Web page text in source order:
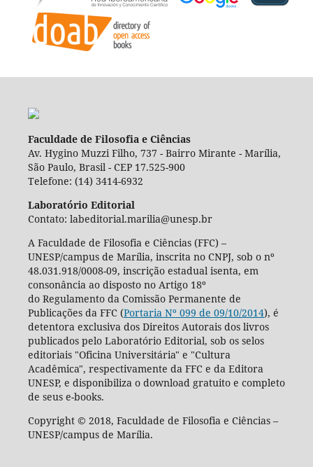
Faculdade de Filosofia e Ciências
Av. Hygino Muzzi Filho, 737 - Bairro Mirante - Marília,
São Paulo, Brasil - CEP 17.525-900
Telefone: (14) 3414-6932
Laboratório Editorial
Contato: labeditorial.marilia@unesp.br
A Faculdade de Filosofia e Ciências (FFC) –
UNESP/campus de Marília, inscrita no CNPJ, sob o nº
48.031.918/0008-09, inscrição estadual isenta, em
consonância ao disposto no Artigo 18º
do Regulamento da Comissão Permanente de
Publicações da FFC (Portaria Nº 099 de 09/10/2014), é
detentora exclusiva dos Direitos Autorais dos livros
publicados pelo Laboratório Editorial, sob os selos
editoriais "Oficina Universitária" e "Cultura
Acadêmica", respectivamente da FFC e da Editora
UNESP, e disponibiliza o download gratuito e completo
de seus e-books.
Copyright © 2018, Faculdade de Filosofia e Ciências –
UNESP/campus de Marília.